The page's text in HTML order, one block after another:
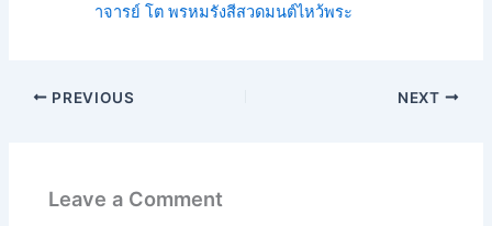
าจารย์ โต พรหมรังสีสวดมนต์ไหว้พระ
PREVIOUS NEXT
Leave a Comment